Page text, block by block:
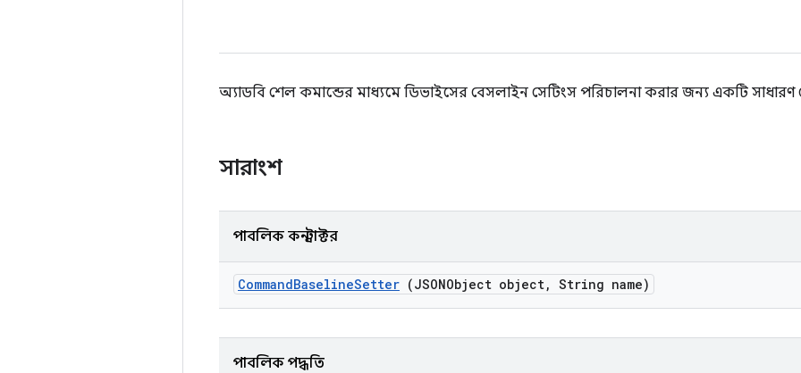
অ্যাডবি শেল কমান্ডের মাধ্যমে ডিভাইসের বেসলাইন সেটিংস পরিচালনা করার জন্য একটি সাধারণ
সারাংশ
পাবলিক কনস্ট্রাক্টর
CommandBaselineSetter (JSONObject object, String name)
পাবলিক পদ্ধতি